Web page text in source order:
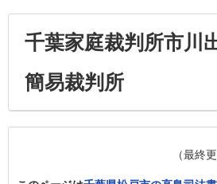
千葉家庭裁判所市川
簡易裁判所
（最終